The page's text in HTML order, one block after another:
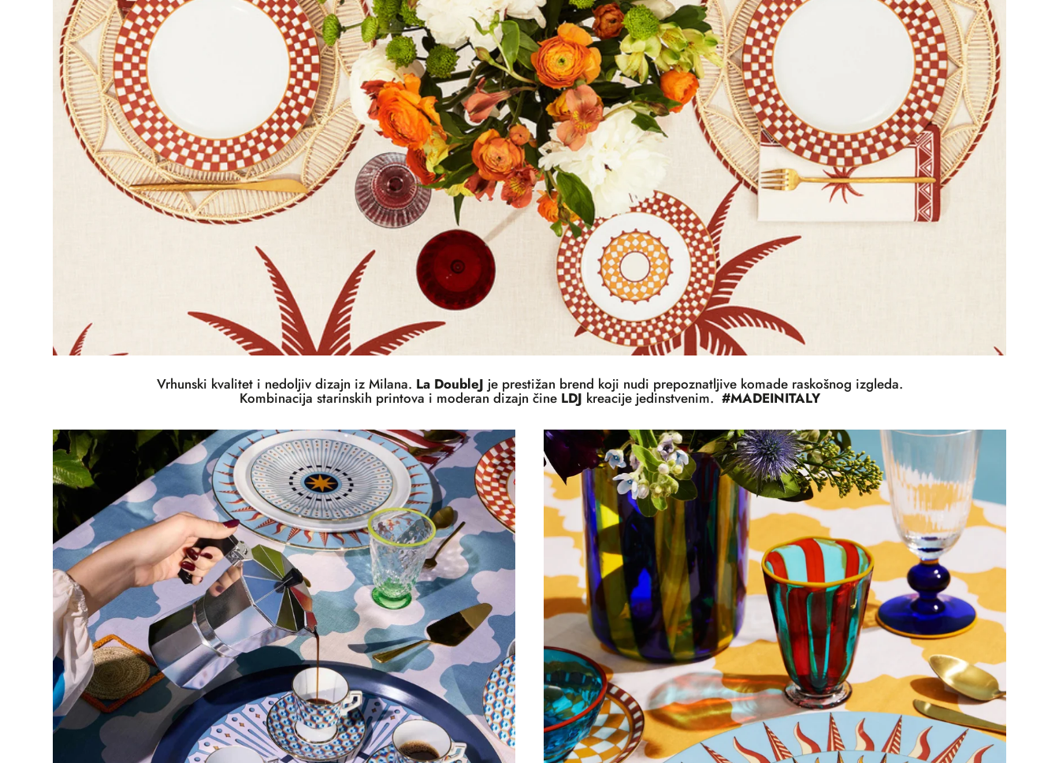
Vrhunski kvalitet i nedoljiv dizajn iz Milana. La DoubleJ je prestižan brend koji nudi prepoznatljive komade raskošnog izgleda.
Kombinacija starinskih printova i moderan dizajn čine LDJ kreacije jedinstvenim.#MADEINITALY